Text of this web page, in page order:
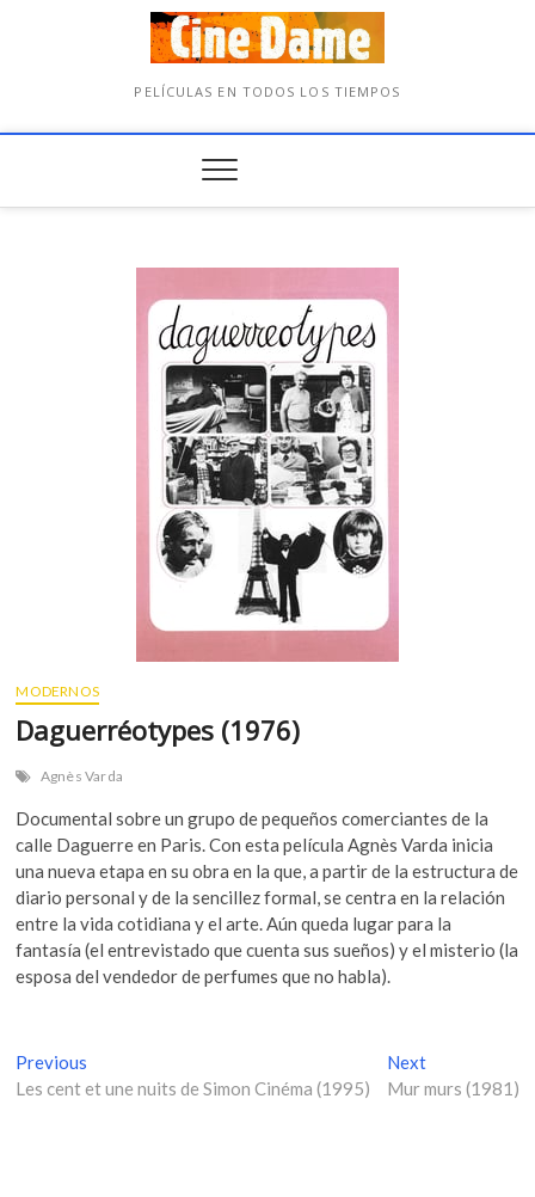
PELÍCULAS EN TODOS LOS TIEMPOS
MODERNOS
Daguerréotypes (1976)
Agnès Varda
Documental sobre un grupo de pequeños comerciantes de la
calle Daguerre en Paris. Con esta película Agnès Varda inicia
una nueva etapa en su obra en la que, a partir de la estructura de
diario personal y de la sencillez formal, se centra en la relación
entre la vida cotidiana y el arte. Aún queda lugar para la
fantasía (el entrevistado que cuenta sus sueños) y el misterio (la
esposa del vendedor de perfumes que no habla).
N
a
Previous
r
Les cent et une nuits de Simon Cinéma (1995)
NextN
e
Mur murs (1981)